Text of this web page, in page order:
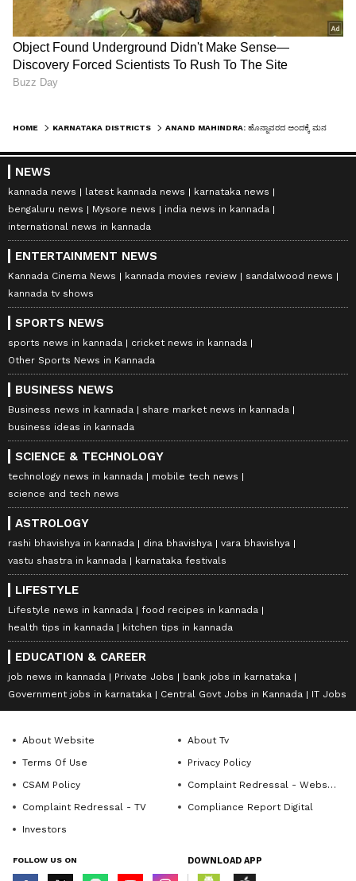
HOME KARNATAKA DISTRICTS
NEWS
kannada news latest kannada news
karnataka news
bengaluru news
Mysore news
india news in kannada
international news in kannada
ENTERTAINMENT NEWS
Kannada Cinema News kannada movies review
sandalwood news
kannada tv shows
SPORTS NEWS
sports news in kannada
cricket news in kannada
Other Sports News in Kannada
BUSINESS NEWS
Business news in kannada
share market news in kannada
business ideas in kannada
SCIENCE & TECHNOLOGY
technology news in kannada
mobile tech news
science and tech news
ASTROLOGY
rashi bhavishya in kannada dina bhavishya
vara bhavishya
vastu shastra in kannada
karnataka festivals
LIFESTYLE
Lifestyle news in kannada
food recipes in kannada
health tips in kannada
kitchen tips in kannada
EDUCATION & CAREER
job news in kannada Private Jobs
bank jobs in karnataka
Government jobs in karnataka
Central Govt Jobs in Kannada IT Jobs
About Website
About Tv
Terms Of Use
Privacy Policy
CSAM Policy
Complaint Redressal - Website
Complaint Redressal - TV
Compliance Report Digital
Investors
FOLLOW US ON DOWNLOAD APP